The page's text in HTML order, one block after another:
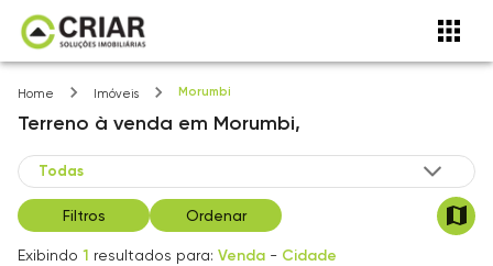
Home Imóveis Morumbi
Terreno à venda em Morumbi,
Filtros Ordenar
Exibindo 1 resultados para: Venda - Cidade